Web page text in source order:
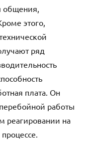
этого,
ряд
плата. Он
работы
реагировании на